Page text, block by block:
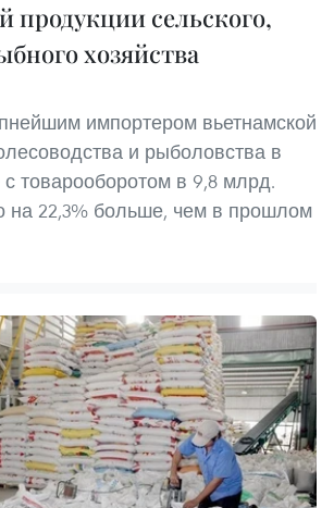
продукции сельского,
хозяйства
импортером вьетнамской
и рыболовства в
товарооборотом в 9,8 млрд.
22,3% больше, чем в прошлом